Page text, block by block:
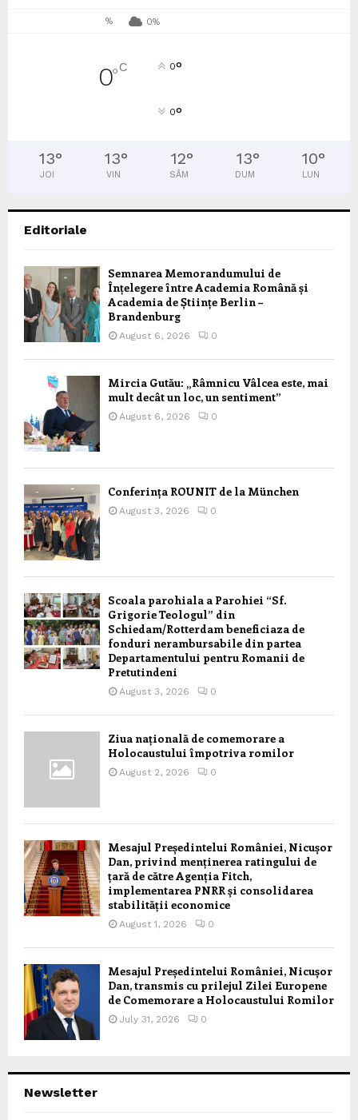
% 0%
0°C 0°
0°
13°
JOI
13°
VIN
12°
SÂM
13°
DUM
10°
LUN
Editoriale
Semnarea Memorandumului de
Înțelegere între Academia Română și
Academia de Științe Berlin –
Brandenburg
August 6, 2026 0
Mircia Gutău: „Râmnicu Vâlcea este, mai
mult decât un loc, un sentiment”
August 6, 2026 0
Conferința ROUNIT de la München
August 3, 2026 0
Scoala parohiala a Parohiei “Sf.
Grigorie Teologul” din
Schiedam/Rotterdam beneficiaza de
fonduri nerambursabile din partea
Departamentului pentru Romanii de
Pretutindeni
August 3, 2026 0
Ziua națională de comemorare a
Holocaustului împotriva romilor
August 2, 2026 0
Mesajul Președintelui României, Nicușor
Dan, privind menținerea ratingului de
țară de către Agenția Fitch,
implementarea PNRR și consolidarea
stabilității economice
August 1, 2026 0
Mesajul Președintelui României, Nicușor
Dan, transmis cu prilejul Zilei Europene
de Comemorare a Holocaustului Romilor
July 31, 2026 0
Newsletter